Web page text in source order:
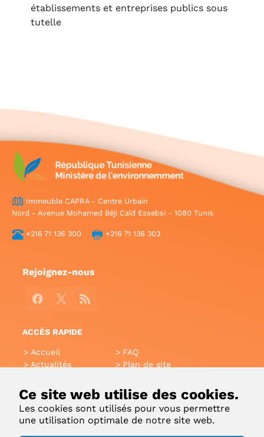
Ce site web utilise des cookies.
Les cookies sont utilisés pour vous permettre
une utilisation optimale de notre site web.
établissements et entreprises publics sous
tutelle
Immeuble CAPRA - Centre Urbain
Nord - Avenue Mohamed Béji Caïd Essebsi - 1080 Tunis
+216 71 136 300 +216 71 136 303
Rejoignez-nous
Facebook
X RSS
ACCÈS RAPIDE
Accueil
Actualités
Glossaire
Liens utiles
Contact
FAQ
Plan de site
Intranet
Applications Mobiles